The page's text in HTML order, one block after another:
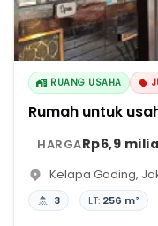
RUANG USAHA
Rumah untuk
HARGARp6,9
Kelapa Gading,
3 LT: 256 m²